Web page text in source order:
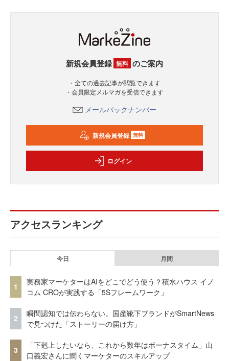
新規会員登録 無料 のご案内
・全ての過去記事が閲覧できます
・会員限定メルマガを受信できます
メールバックナンバー
新規会員登録 無料
ログイン
アクセスランキング
今日 月間
1
実務家マーケターはAIをどこでどう使う？積水ハウス イノ
コム CROが実践する「5Sフレームワーク」
2
瞬間認知では伝わらない。国産靴下ブランドがSmartNews
で見つけた「ストーリーの届け方」
3
「下剋上したいなら、これから数年はボーナスタイム」山
口義宏さんに聞くマーケターのスキルアップ